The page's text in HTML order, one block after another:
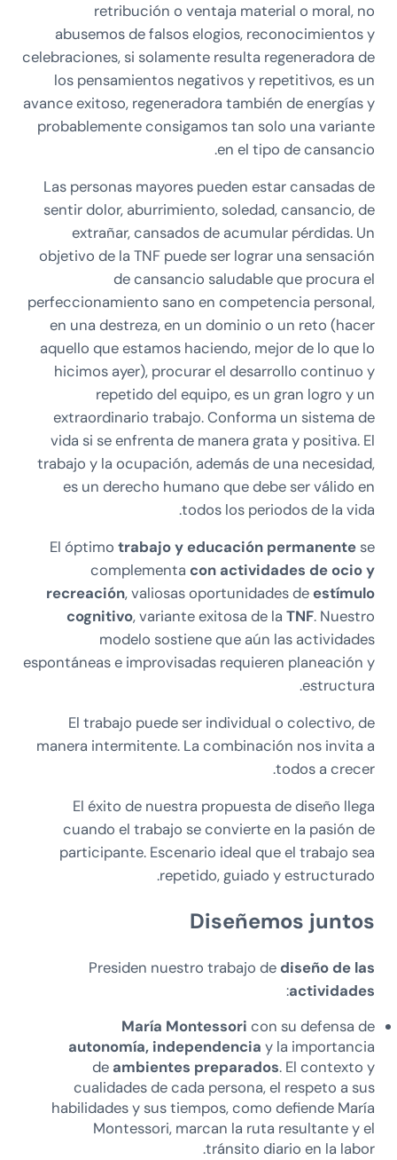
retribución o ventaja material o moral, no
abusemos de falsos elogios, reconocimientos y
celebraciones, si solamente resulta regeneradora de
los pensamientos negativos y repetitivos, es un
avance exitoso, regeneradora también de energías y
probablemente consigamos tan solo una variante
en el tipo de cansancio.
Las personas mayores pueden estar cansadas de
sentir dolor, aburrimiento, soledad, cansancio, de
extrañar, cansados de acumular pérdidas. Un
objetivo de la TNF puede ser lograr una sensación
de cansancio saludable que procura el
perfeccionamiento sano en competencia personal,
en una destreza, en un dominio o un reto (hacer
aquello que estamos haciendo, mejor de lo que lo
hicimos ayer), procurar el desarrollo continuo y
repetido del equipo, es un gran logro y un
extraordinario trabajo. Conforma un sistema de
vida si se enfrenta de manera grata y positiva. El
trabajo y la ocupación, además de una necesidad,
es un derecho humano que debe ser válido en
todos los periodos de la vida.
El óptimotrabajo y educación permanente se
complementa con actividades de ocio y
recreación, valiosas oportunidades de estímulo
cognitivo, variante exitosa de laTNF. Nuestro
modelo sostiene que aún las actividades
espontáneas e improvisadas requieren planeación y
estructura.
El trabajo puede ser individual o colectivo, de
manera intermitente. La combinación nos invita a
todos a crecer.
El éxito de nuestra propuesta de diseño llega
cuando el trabajo se convierte en la pasión de
participante. Escenario ideal que el trabajo sea
repetido, guiado y estructurado.
Diseñemos juntos
Presiden nuestro trabajo de diseño de las
actividades
:
María Montessori con su defensa de
autonomía, independencia y la importancia
de ambientes preparados. El contexto y
cualidades de cada persona, el respeto a sus
habilidades y sus tiempos, como defiende María
Montessori, marcan la ruta resultante y el
tránsito diario en la labor.